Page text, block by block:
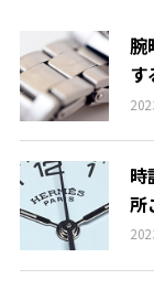
腕
す
介
時
所